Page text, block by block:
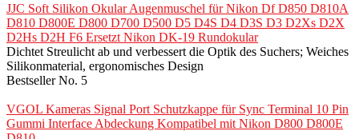
JJC Soft Silikon Okular Augenmuschel für Nikon Df D850 D810A
D810 D800E D800 D700 D500 D5 D4S D4 D3S D3 D2Xs D2X
D2Hs D2H F6 Ersetzt Nikon DK-19 Rundokular
Dichtet Streulicht ab und verbessert die Optik des Suchers; Weiches
Silikonmaterial, ergonomisches Design
Bestseller No. 5
VGOL Kameras Signal Port Schutzkappe für Sync Terminal 10 Pin
Gummi Interface Abdeckung Kompatibel mit Nikon D800 D800E